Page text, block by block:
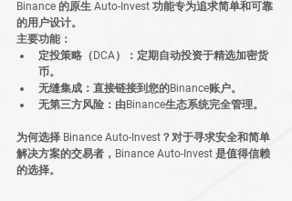
Binance 的原生 Auto-Invest 功能专为追求简单和可靠
的用户设计。
主要功能：
定投策略（DCA）
：定期自动投资于精选加密货
币。
无缝集成 ：直接链接到您的Binance账户。
无第三方风险 ：由Binance生态系统完全管理。
为何选择 Binance Auto-Invest？对于寻求安全和简单
解决方案的交易者，Binance Auto-Invest 是值得信赖
的选择。